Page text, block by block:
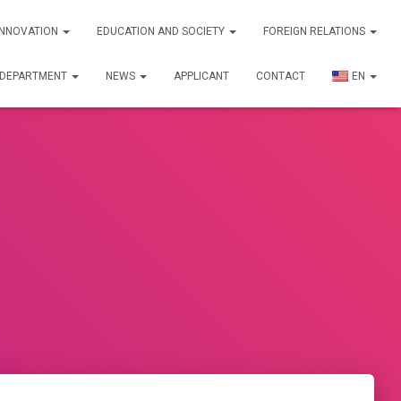
EDUCATION AND SOCIETY FOREIGN RELATIONS
NEWS APPLICANT CONTACT EN